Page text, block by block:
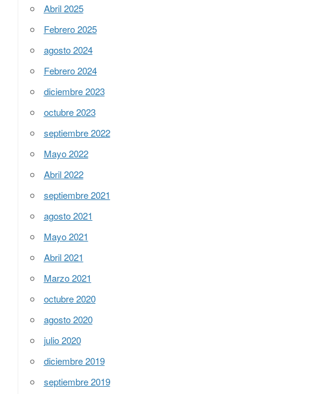
Abril 2025
Febrero 2025
agosto 2024
Febrero 2024
diciembre 2023
octubre 2023
septiembre 2022
Mayo 2022
Abril 2022
septiembre 2021
agosto 2021
Mayo 2021
Abril 2021
Marzo 2021
octubre 2020
agosto 2020
julio 2020
diciembre 2019
septiembre 2019